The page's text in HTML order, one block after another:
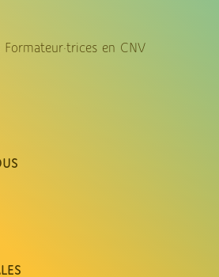
en CNV